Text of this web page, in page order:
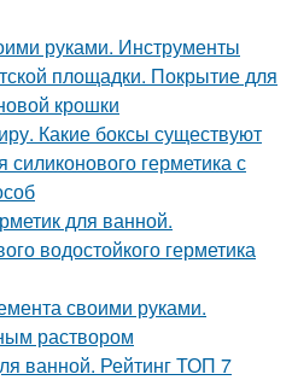
руками. Инструменты
площадки. Покрытие для
крошки
Какие боксы существуют
герметика с
для ванной.
водостойкого герметика
своими руками.
раствором
ванной. Рейтинг ТОП 7